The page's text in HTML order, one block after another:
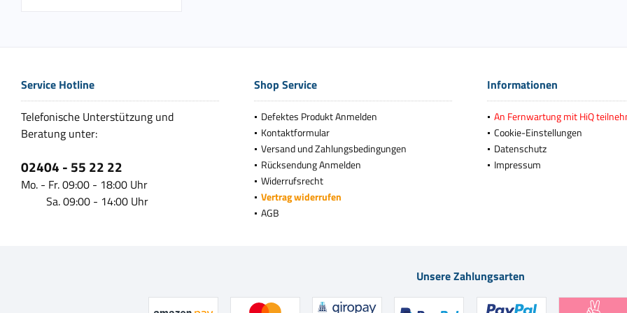
Service Hotline
Telefonische Unterstützung und
Beratung unter:
02404 - 55 22 22
Mo. - Fr. 09:00 - 18:00 Uhr
Sa. 09:00 - 14:00 Uhr
Shop Service
Defektes Produkt Anmelden
Kontaktformular
Versand und Zahlungsbedingungen
Rücksendung Anmelden
Widerrufsrecht
Vertrag widerrufen
AGB
Informationen
An Fernwartung mit HiQ
Cookie-Einstellungen
Datenschutz
Impressum
Unsere Zahlungsarten